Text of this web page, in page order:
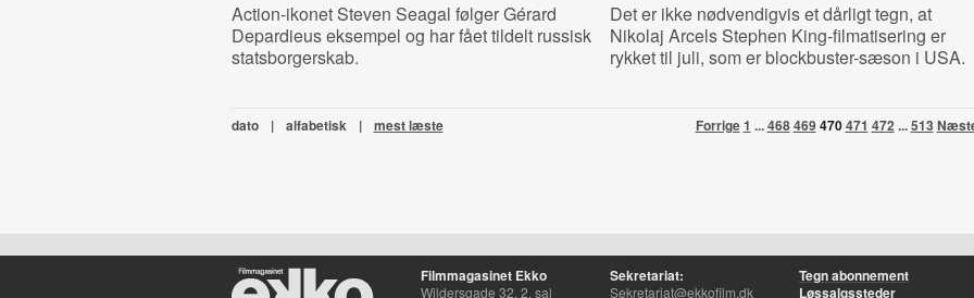
Action-ikonet Steven Seagal følger Gérard
Depardieus eksempel og har fået tildelt russisk
statsborgerskab.
Det er ikke nødvendigvis et dårligt tegn, at
Nikolaj Arcels Stephen King-filmatisering er
rykket til juli, som er blockbuster-sæson i USA.
Forrige1 ...468469470471 472 ...513
dato | alfabetisk | mest læste
Filmmagasinet Ekko
Wildersgade 32, 2. sal
Sekretariat:
Sekretariat@ekkofilm.dk
Tegn abonnement
Løssalgssteder